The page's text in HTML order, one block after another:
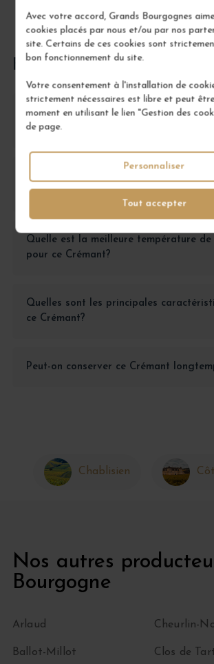
Avec votre accord, Grands Bourgognes
cookies placés par nous et/ou par nos
site. Certains de ces cookies sont
bon fonctionnement du site.
Votre consentement à l'installation de
strictement nécessaires est libre et peut
moment en utilisant le lien "Gestion des
de page.
Tout accepter
Personnaliser
FOIRE AUX QUESTIONS
Comment conserver le Crémant de
Perle de Jade?
ce Crémant?
Quelle est la meilleure température de
pour ce Crémant?
Quelles sont les principales
ce Crémant?
Peut-on conserver ce Crémant
Chablisien
Nos autres
Bourgogne
Arlaud
Ballot-Millot
Cheurlin-
Clos de